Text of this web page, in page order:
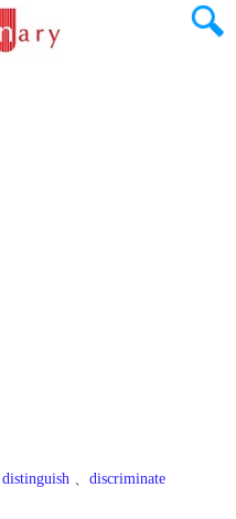
distinguish 、 discriminate